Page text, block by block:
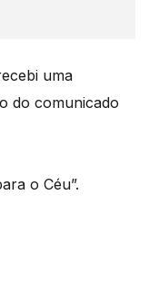
uma
do comunicado
o Céu”.